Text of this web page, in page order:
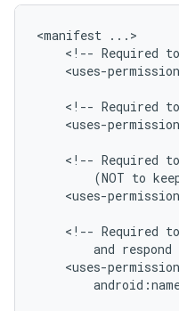
<manifest
<!-- Required to
<uses-permission
<!-- Required to
<uses-permission
<!-- Required to
(NOT to
<uses-permission
<!-- Required to
and respond